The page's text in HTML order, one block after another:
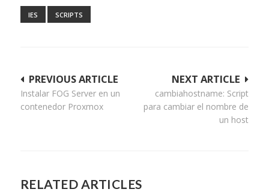
IES SCRIPTS
Navegación
de
NEXT ARTICLE
cambiahostname: Script
para cambiar el nombre de
un host
PREVIOUS ARTICLE
Instalar FOG Server en un
contenedor Proxmox
RELATED ARTICLES